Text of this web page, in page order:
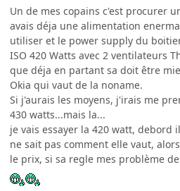
Un de mes copains c'est procurer
avais déja une alimentation
utiliser et le power supply du
ISO 420 Watts avec 2 ventilateurs
que déja en partant sa doit être
Okia qui vaut de la noname.
Si j'aurais les moyens, j'irais me
430 watts...mais la...
je vais essayer la 420 watt, debord
ne sait pas comment elle vaut,
le prix, si sa regle mes problème